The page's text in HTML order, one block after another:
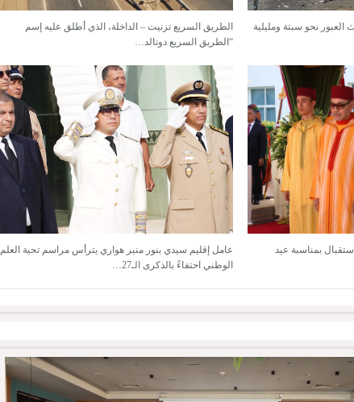
نحو سبتة ومليلية
الطريق السريع تزنيت – الداخلة، الذي أطلق عليه إسم
“الطريق السريع دونالد…
بمناسبة عيد
عامل إقليم سيدي بنور منير هواري يترأس مراسم تحية العلم
الوطني احتفاءً بالذكرى الـ27…